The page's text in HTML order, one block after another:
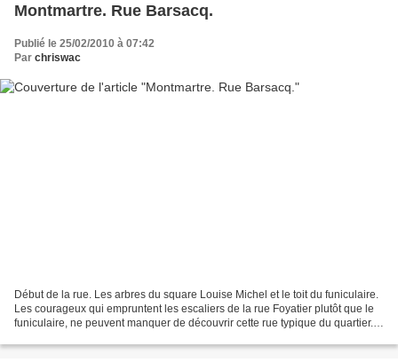
Montmartre. Rue Barsacq.
Publié le 25/02/2010 à 07:42
Par chriswac
Début de la rue. Les arbres du square Louise Michel et le toit du funiculaire.
Les courageux qui empruntent les escaliers de la rue Foyatier plutôt que le
funiculaire, ne peuvent manquer de découvrir cette rue typique du quartier...